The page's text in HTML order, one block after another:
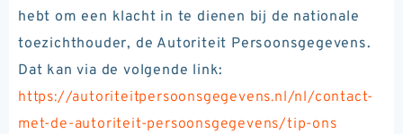
hebt om een klacht in te dienen bij de nationale
toezichthouder, de Autoriteit Persoonsgegevens.
Dat kan via de volgende link:
https://autoriteitpersoonsgegevens.nl/nl/contact-
met-de-autoriteit-persoonsgegevens/tip-ons